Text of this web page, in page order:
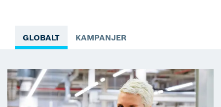
GLOBALT KAMPANJER